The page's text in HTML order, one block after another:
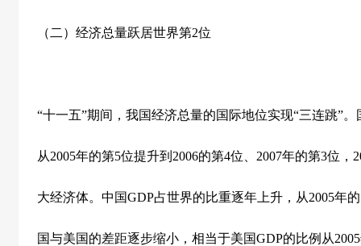
（二）经济总量跃居世界第2位
“十一五”期间，我国经济总量的国际地位实现“三连跳”
从2005年的第5位提升到 2006的第4位、 2007年的第3位，
大经济体。中国GDP占世界的比重逐年上升，从2005年的
国与美国的差距逐步缩小，相当于美国GDP的比例从2005